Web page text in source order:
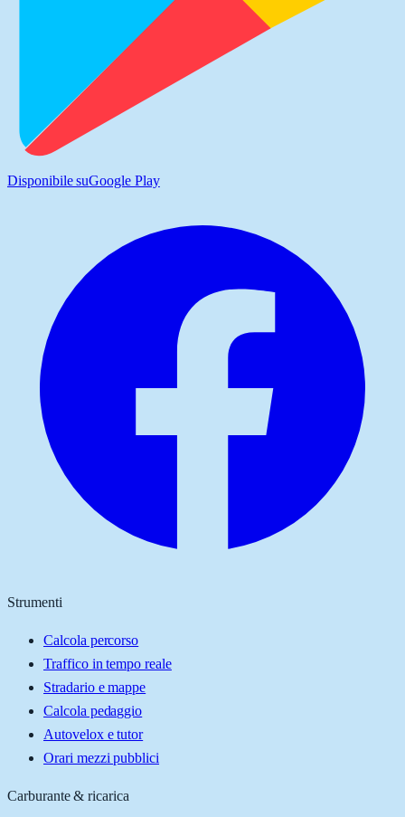
Disponibile suGoogle Play
Strumenti
Calcola percorso
Traffico in tempo reale
Stradario e mappe
Calcola pedaggio
Autovelox e tutor
Orari mezzi pubblici
Carburante & ricarica